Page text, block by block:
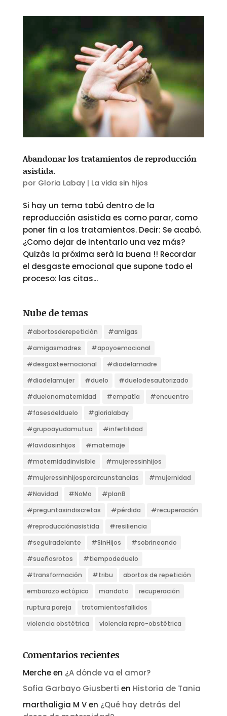
Abandonar los tratamientos de reproducción
asistida.
por Gloria Labay| La vida sin hijos
Si hay un tema tabú dentro de la
reproducción asistida es como parar, como
poner fin a los tratamientos. Decir: Se acabó.
¿Como dejar de intentarlo una vez más?
Quizàs la próxima serà la buena !! Recordar
el desgaste emocional que supone todo el
proceso: las citas...
Nube de temas
#abortosderepetición
#amigas
#amigasmadres
#apoyoemocional
#desgasteemocional
#diadelamadre
#diadelamujer
#duelo
#duelodesautorizado
#duelonomaternidad
#empatía
#encuentro
#fasesdelduelo
#glorialabay
#grupoayudamutua
#infertilidad
#lavidasinhijos
#maternaje
#maternidadinvisible
#mujeressinhijos
#mujeressinhijosporcircunstancias
#mujernidad
#Navidad
#NoMo
#planB
#preguntasindiscretas
#pérdida
#recuperación
#reproducciónasistida
#resiliencia
#seguiradelante
#SinHijos
#sobrineando
#sueñosrotos
#tiempodeduelo
#transformación
#tribu
abortos de repetición
embarazo ectópico
mandato
recuperación
ruptura pareja
tratamientosfallidos
violencia obstétrica
violencia repro-obstétrica
Comentarios recientes
Mercheen ¿A dónde va el amor?
Sofia Garbayo Giusberti en Historia de Tania
marthaligia M Ven ¿Qué hay detrás del